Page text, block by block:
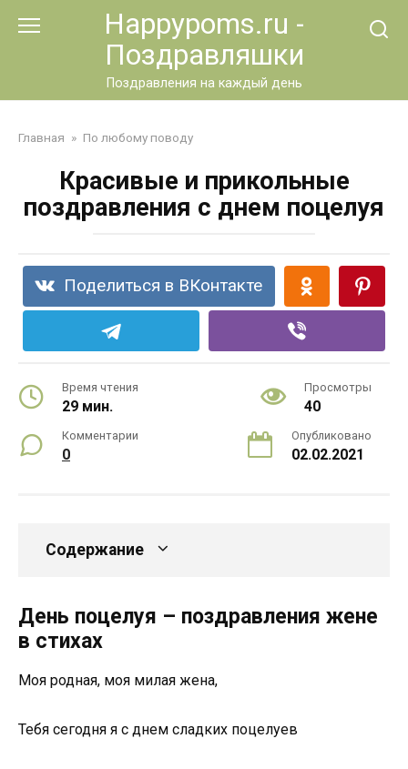
Happypoms.ru -
Поздравляшки
Поздравления на каждый день
Главная » По любому поводу
Красивые и прикольные
поздравления с днем поцелуя
Поделиться в ВКонтакте
Время чтения
29 мин.
Просмотры
40
Комментарии
0
Опубликовано
02.02.2021
Содержание
День поцелуя – поздравления жене
в стихах
Моя родная, моя милая жена,
Тебя сегодня я с днем сладких поцелуев